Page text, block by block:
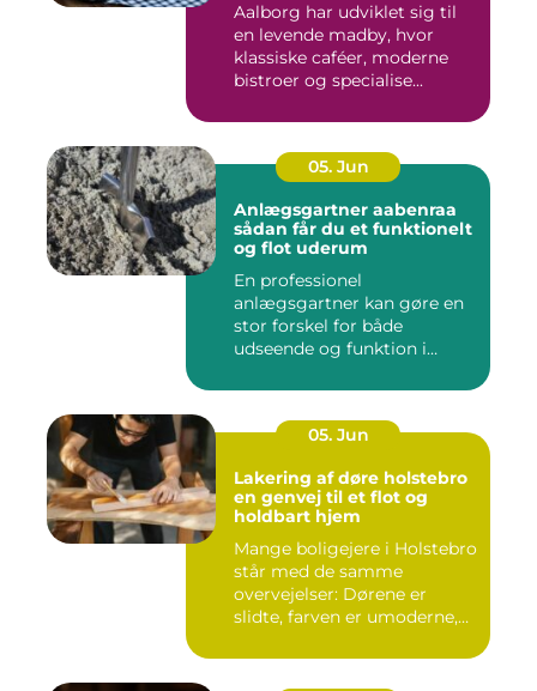
Aalborg har udviklet sig til
en levende madby, hvor
klassiske caféer, moderne
bistroer og specialise...
05. Jun
Anlægsgartner aabenraa
sådan får du et funktionelt
og flot uderum
En professionel
anlægsgartner kan gøre en
stor forskel for både
udseende og funktion i
05. Jun
Lakering af døre holstebro
en genvej til et flot og
holdbart hjem
Mange boligejere i Holstebro
står med de samme
overvejelser: Dørene er
slidte, farven er umoderne,